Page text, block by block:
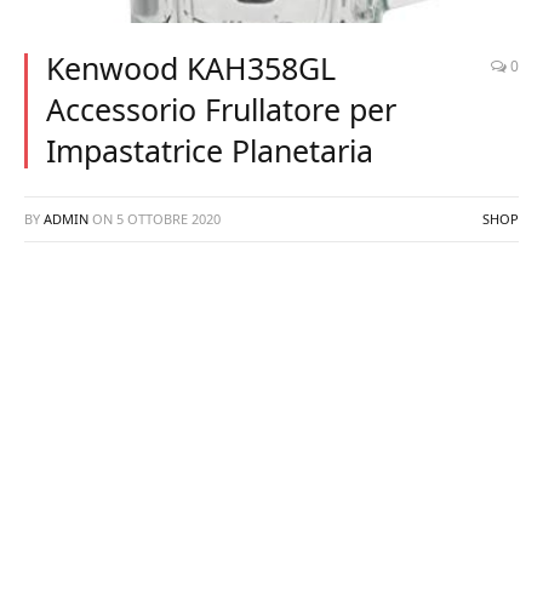
Kenwood KAH358GL
Accessorio Frullatore per
Impastatrice Planetaria
0
BY ADMIN ON 5 OTTOBRE 2020 SHOP